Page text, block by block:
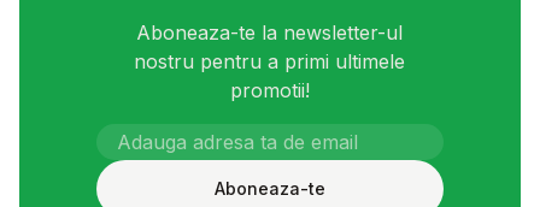
Aboneaza-te la newsletter-ul
nostru pentru a primi ultimele
promotii!
Aboneaza-te